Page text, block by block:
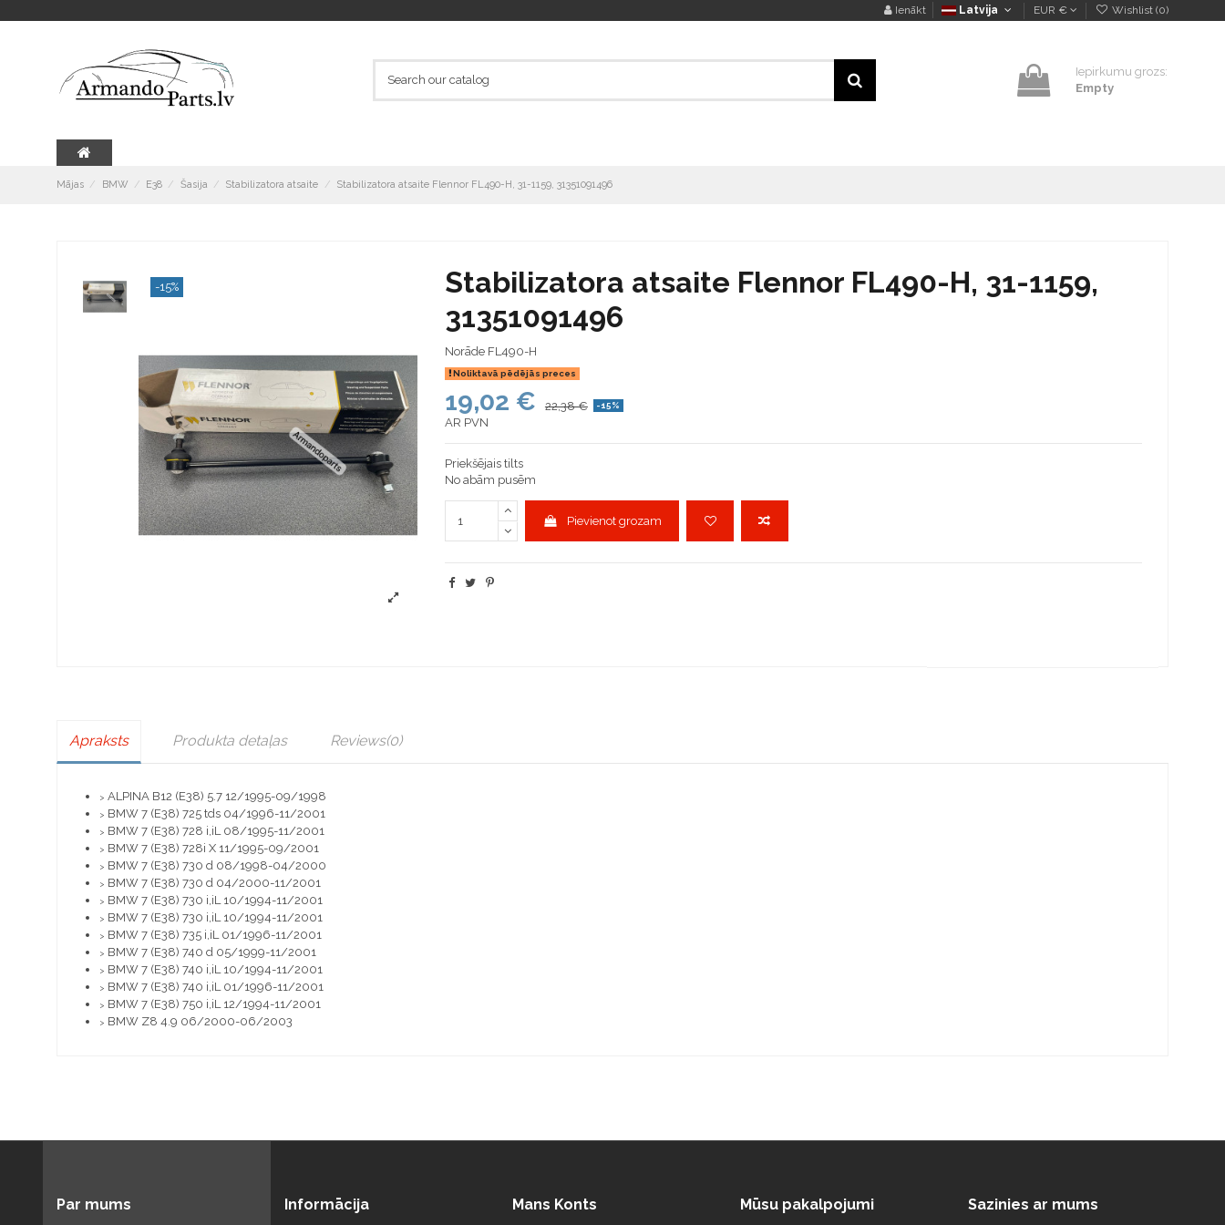
Ienākt Latvija EUR € Wishlist (0)
Iepirkumu grozs:
Empty
Mājas BMW E38 Šasija Stabilizatora atsaite Stabilizatora atsaite Flennor FL490-H, 31-1159, 31351091496
-15%
Stabilizatora atsaite Flennor FL490-H, 31-1159,
31351091496
Norāde FL490-H
Noliktavā pēdējās preces
19,02 € 22,38 € -15%
AR PVN
Priekšējais tilts
No abām pusēm
Pievienot grozam
Apraksts Produkta detaļas Reviews(0)
> ALPINA B12 (E38) 5.7 12/1995-09/1998
> BMW 7 (E38) 725 tds 04/1996-11/2001
> BMW 7 (E38) 728 i,iL 08/1995-11/2001
> BMW 7 (E38) 728i X 11/1995-09/2001
> BMW 7 (E38) 730 d 08/1998-04/2000
> BMW 7 (E38) 730 d 04/2000-11/2001
> BMW 7 (E38) 730 i,iL 10/1994-11/2001
> BMW 7 (E38) 730 i,iL 10/1994-11/2001
> BMW 7 (E38) 735 i,iL 01/1996-11/2001
> BMW 7 (E38) 740 d 05/1999-11/2001
> BMW 7 (E38) 740 i,iL 10/1994-11/2001
> BMW 7 (E38) 740 i,iL 01/1996-11/2001
> BMW 7 (E38) 750 i,iL 12/1994-11/2001
> BMW Z8 4.9 06/2000-06/2003
Par mums Informācija Mans Konts Mūsu pakalpojumi Sazinies ar mums